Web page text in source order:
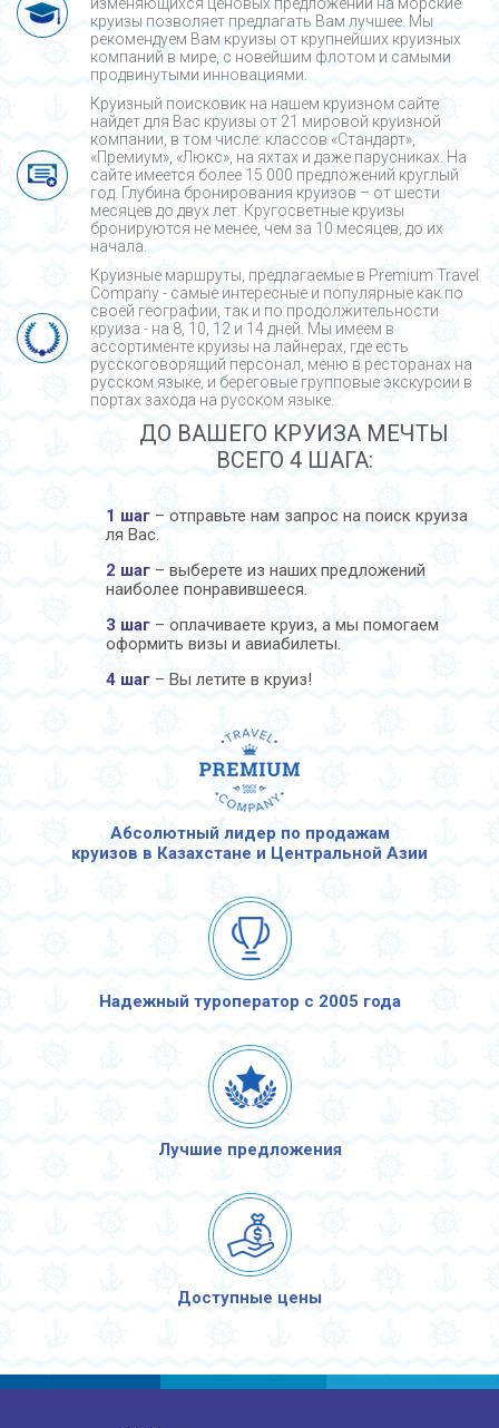
изменяющихся ценовых предложений на морские
круизы позволяет предлагать Вам лучшее. Мы
рекомендуем Вам круизы от крупнейших круизных
компаний в мире, с новейшим флотом и самыми
продвинутыми инновациями.
Круизный поисковик на нашем круизном сайте
найдет для Вас круизы от 21 мировой круизной
компании, в том числе: классов «Стандарт»,
«Премиум», «Люкс», на яхтах и даже парусниках. На
сайте имеется более 15 000 предложений круглый
год. Глубина бронирования круизов – от шести
месяцев до двух лет. Кругосветные круизы
бронируются не менее, чем за 10 месяцев, до их
начала.
Круизные маршруты, предлагаемые в Premium Travel
Company - cамые интересные и популярные как по
своей географии, так и по продолжительности
круиза - на 8, 10, 12 и 14 дней. Мы имеем в
ассортименте круизы на лайнерах, где есть
русскоговорящий персонал, меню в ресторанах на
русском языке, и береговые групповые экскурсии в
портах захода на русском языке.
ДО ВАШЕГО КРУИЗА МЕЧТЫ
ВСЕГО 4 ШАГА:
1 шаг – отправьте нам запрос на поиск круиза
ля Вас.
2 шаг – выберете из наших предложений
наиболее понравившееся.
3 шаг – оплачиваете круиз, а мы помогаем
оформить визы и авиабилеты.
4 шаг – Вы летите в круиз!
Абсолютный лидер по продажам
круизов в Казахстане и Центральной Азии
Надежный туроператор с 2005 года
Лучшие предложения
Доступные цены